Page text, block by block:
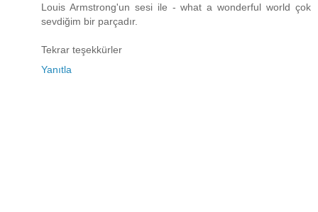
Louis Armstrong'un sesi ile - what a wonderful world çok
sevdiğim bir parçadır.
Tekrar teşekkürler
Yanıtla